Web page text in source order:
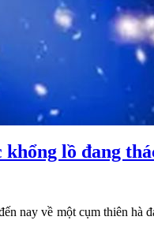
lồ đang
nay về một cụm thiên